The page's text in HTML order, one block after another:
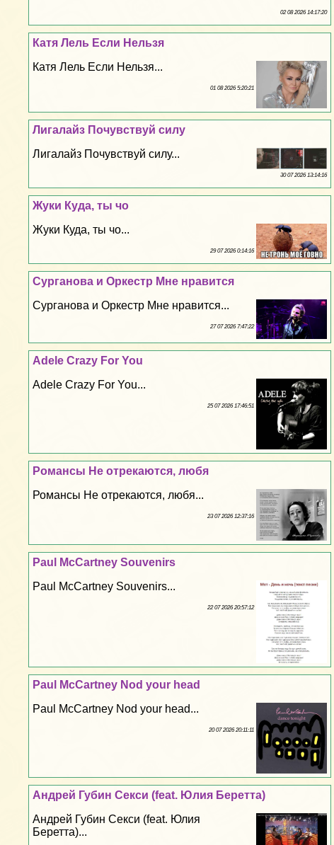
02 08 2026 14:17:20
Катя Лель Если Нельзя
Катя Лель Если Нельзя...
01 08 2026 5:20:21
Лигалайз Почувствуй силу
Лигалайз Почувствуй силу...
30 07 2026 13:14:16
Жуки Куда, ты чо
Жуки Куда, ты чо...
29 07 2026 0:14:16
Сурганова и Оркестр Мне нравится
Сурганова и Оркестр Мне нравится...
27 07 2026 7:47:22
Adele Crazy For You
Adele Crazy For You...
25 07 2026 17:46:51
Романсы Не отрекаются, любя
Романсы Не отрекаются, любя...
23 07 2026 12:37:16
Paul McCartney Souvenirs
Paul McCartney Souvenirs...
22 07 2026 20:57:12
Paul McCartney Nod your head
Paul McCartney Nod your head...
20 07 2026 20:11:11
Андрей Губин Сeкcи (feat. Юлия Беретта)
Андрей Губин Сeкcи (feat. Юлия
Беретта)...